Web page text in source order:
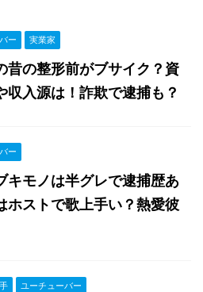
ー 実業家
昔の整形前がブサイク？資
収入源は！詐欺で逮捕も？
ー
キモノは半グレで逮捕歴あ
ホストで歌上手い？熱愛彼
ユーチューバー